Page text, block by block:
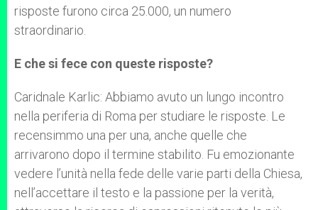
risposte furono circa 25.000, un numero
straordinario.
E che si fece con queste risposte?
Caridnale Karlic: Abbiamo avuto un lungo incontro
nella periferia di Roma per studiare le risposte. Le
recensimmo una per una, anche quelle che
arrivarono ​​dopo il termine stabilito. Fu emozionante
vedere l’unità nella fede delle varie parti della Chiesa,
nell’accettare il testo e la passione per la verità,